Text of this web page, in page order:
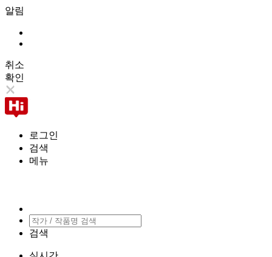
알림
취소
확인
로그인
검색
메뉴
검색